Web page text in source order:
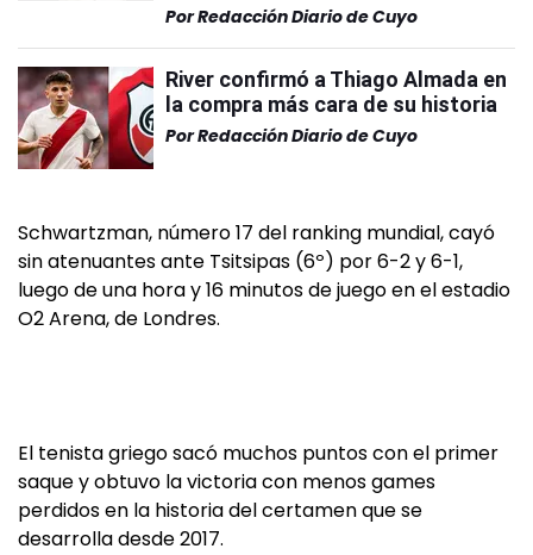
PorRedacción Diario de Cuyo
River confirmó a Thiago Almada en
la compra más cara de su historia
PorRedacción Diario de Cuyo
Schwartzman, número 17 del ranking mundial, cayó
sin atenuantes ante Tsitsipas (6º) por 6-2 y 6-1,
luego de una hora y 16 minutos de juego en el estadio
O2 Arena, de Londres.
El tenista griego sacó muchos puntos con el primer
saque y obtuvo la victoria con menos games
perdidos en la historia del certamen que se
desarrolla desde 2017.